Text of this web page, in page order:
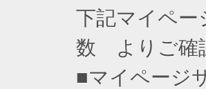
下記マイペ
数 よりご確
■マイページ